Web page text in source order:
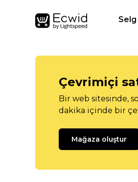
Selg
Çevrimiçi
Bir web sitesinde,
dakika içinde bir
Mağaza oluştur